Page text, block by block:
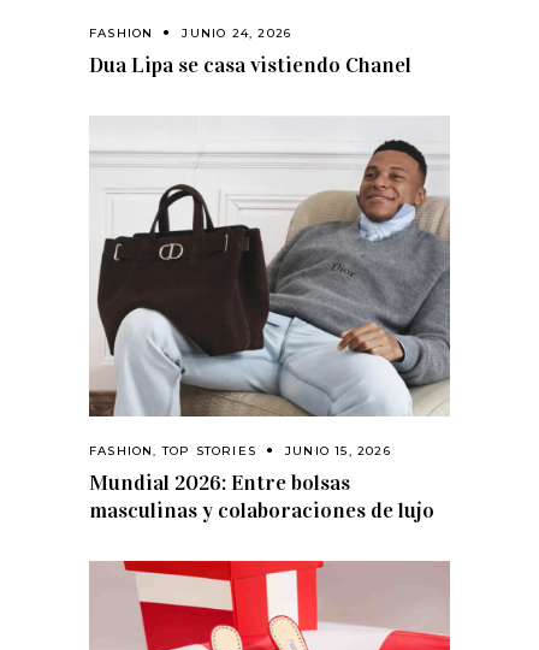
FASHION JUNIO 24, 2026
Dua Lipa se casa vistiendo Chanel
FASHION,TOP STORIES JUNIO 15, 2026
Mundial 2026: Entre bolsas
masculinas y colaboraciones de lujo